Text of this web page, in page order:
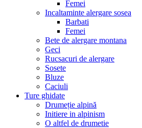
Femei
Incaltaminte alergare sosea
Barbati
Femei
Bete de alergare montana
Geci
Rucsacuri de alergare
Sosete
Bluze
Caciuli
Ture ghidate
Drumeție alpină
Initiere in alpinism
O altfel de drumetie